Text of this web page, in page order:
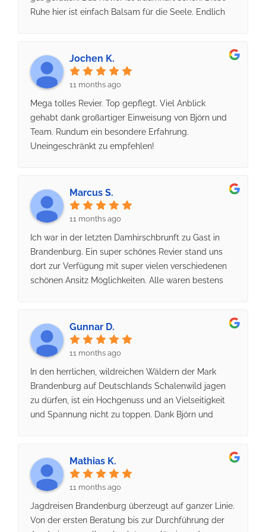
Reise.Insgesamt eine tolle Zeit mit sehr netter
Ruhe hier ist einfach Balsam für die Seele. Endlich
gefunden. Wir wurden super betreut von Björn und
seinem netten Team. Es wurden uns nur gute Plätze
zugewiesen an denen gute Erfolgsaussichten
bestanden. Der Jagderfolg stellte sich
dementsprechend auch ein, ich konnte in der Zeit
dort einen Damwildspieser ( top Wildbret, sehr
lecker) und zwei Rehböcke erlegen. Gute Strecke,
bin sehr zufrieden. Meine zwei Kinder waren auch
Zeit an Björn, Anne, Tino und Johannes und allzeit
Waidmannsheil. Gruß aus Baden-Württemberg.
Holger mit Ronja und Valentin
Jochen K.
11 months ago
Mega tolles Revier. Top gepflegt. Viel Anblick
gehabt dank großartiger Einweisung von Björn und
Team. Rundum ein besondere Erfahrung.
Uneingeschränkt zu empfehlen!
Marcus S.
11 months ago
Ich war in der letzten Damhirschbrunft zu Gast in
Brandenburg. Ein super schönes Revier stand uns
dort zur Verfügung mit super vielen verschiedenen
schönen Ansitz Möglichkeiten. Alle waren bestens
besser sein können.Das Team rund um Björn und
auch er, immer gut gelaunt, freundlich und
zuvorkommend.Bei Fragen und auch bei Hilfe immer
für einen da. Natürlich darf man die Fellnasen nicht
vergessen. Auch die immer lieb und hilfsbereit.Auch
wenn es bei mir nicht geklappt hat mit dem
Damhirsch war es eine tolle Reise.Und weil es so
schön war werde ich es auch in diesem Jahr
groß.Also bis bald in Brandenburg bei Björn und
seinem Team.
Gunnar D.
11 months ago
In den herrlichen, wildreichen Wäldern der Mark
Brandenburg auf Deutschlands Schalenwild jagen
zu dürfen, ist ein Hochgenuss und an Vielseitigkeit
und Spannung nicht zu toppen. Dank Björn und
Anspruchsvoll und spannend👍
Mathias K.
11 months ago
Jagdreisen Brandenburg überzeugt auf ganzer Linie.
Von der ersten Beratung bis zur Durchführung der